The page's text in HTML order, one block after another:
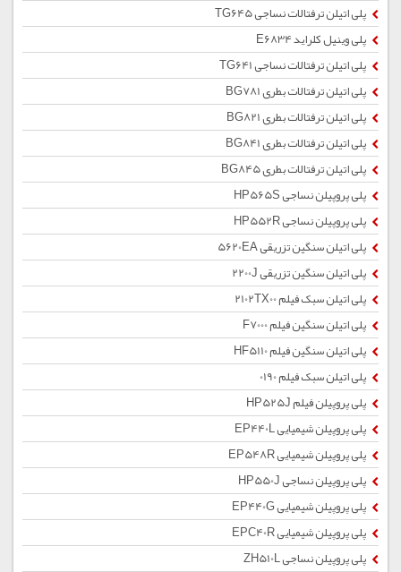
پلی اتیلن ترفتالات نساجی TG645
پلی وینیل کلراید E6834
پلی اتیلن ترفتالات نساجی TG641
پلی اتیلن ترفتالات بطری BG781
پلی اتیلن ترفتالات بطری BG821
پلی اتیلن ترفتالات بطری BG841
پلی اتیلن ترفتالات بطری BG845
پلی پروپیلن نساجی HP565S
پلی پروپیلن نساجی HP552R
پلی اتیلن سنگین تزریقی 5620EA
پلی اتیلن سنگین تزریقی 2200J
پلی اتیلن سبک فیلم 2102TX00
پلی اتیلن سنگین فیلم F7000
پلی اتیلن سنگین فیلم HF5110
پلی اتیلن سبک فیلم 0190
پلی پروپیلن فیلم HP525J
پلی پروپیلن شیمیایی EP440L
پلی پروپیلن شیمیایی EP548R
پلی پروپیلن نساجی HP550J
پلی پروپیلن شیمیایی EP440G
پلی پروپیلن شیمیایی EPC40R
پلی پروپیلن نساجی ZH510L